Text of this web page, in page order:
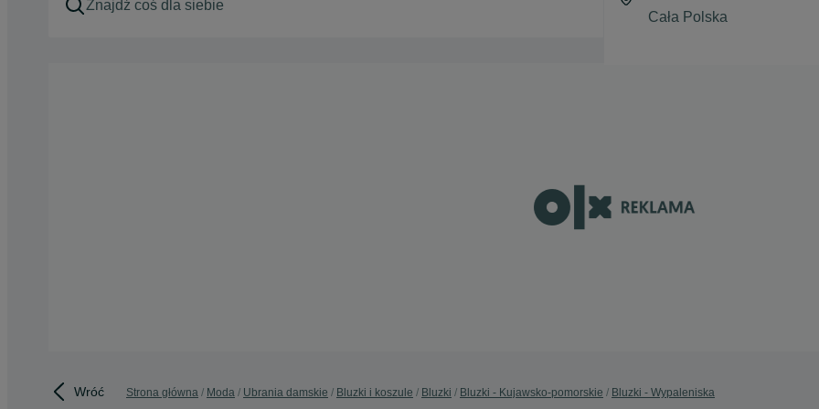
Wróć Strona główna Moda Ubrania damskie Bluzki i koszule Bluzki Bluzki - Kujawsko-pomorskie Bluzki - Wypaleniska